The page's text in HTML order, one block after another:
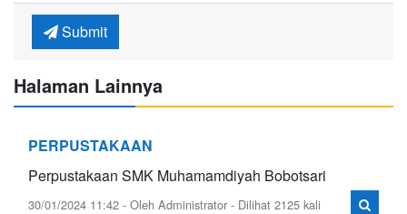
Submit
Halaman Lainnya
PERPUSTAKAAN
Perpustakaan SMK Muhamamdiyah Bobotsari
30/01/2024 11:42 - Oleh Administrator - Dilihat 2125 kali